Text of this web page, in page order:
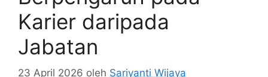
Jabatan
23 April 2026 oleh